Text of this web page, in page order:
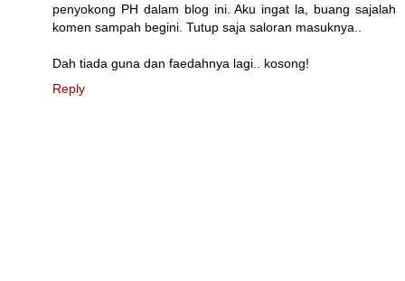
penyokong PH dalam blog ini. Aku ingat la, buang sajalah
komen sampah begini. Tutup saja saloran masuknya..
Dah tiada guna dan faedahnya lagi.. kosong!
Reply